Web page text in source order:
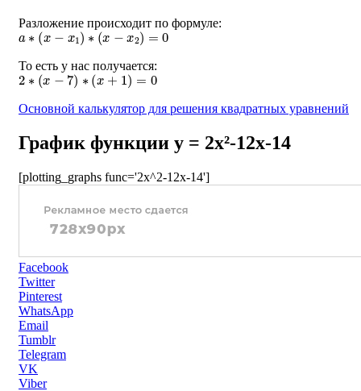
Разложение происходит по формуле:
a ∗(x−x1)∗ (x−x2)=0
То есть у нас получается:
2∗(x−7)∗(x +1)=0
Основной калькулятор для решения квадратных уравнений
График функции y = 2x²-12x-14
[plotting_graphs func='2x^2-12x-14']
Facebook
Twitter
Pinterest
WhatsApp
Email
Tumblr
Telegram
VK
Viber